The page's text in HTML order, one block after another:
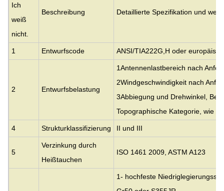
Ich
weiß
nicht.
Beschreibung Detaillierte Spezifikation und
1 Entwurfscode ANSI/TIA222G,H oder
2 Entwurfsbelastung
1Antennenlastbereich nach
2Windgeschwindigkeit nach
3Abbiegung und Drehwinkel,
Topographische Kategorie, wie
4 Strukturklassifizierung II und III
5
Verzinkung durch
Heißtauchen
ISO 1461 2009, ASTM A123
1- hochfeste